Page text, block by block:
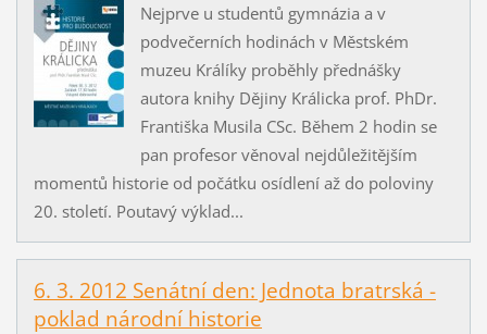
Nejprve u studentů gymnázia a v
podvečerních hodinách v Městském
muzeu Králíky proběhly přednášky
autora knihy Dějiny Králicka prof. PhDr.
Františka Musila CSc. Během 2 hodin se
pan profesor věnoval nejdůležitějším
momentů historie od počátku osídlení až do poloviny
20. století. Poutavý výklad...
6. 3. 2012 Senátní den: Jednota bratrská -
poklad národní historie